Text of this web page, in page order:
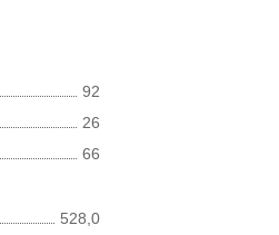
92
26
66
528,0